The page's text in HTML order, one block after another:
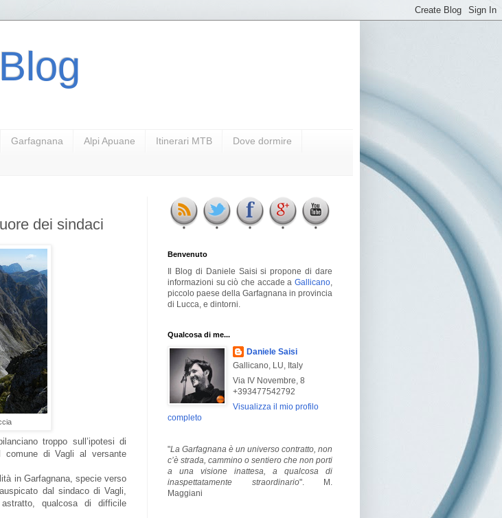
Garfagnana Alpi Apuane Itinerari MTB Dove dormire
dei sindaci
troppo sull’ipotesi di
comune di Vagli al versante
in Garfagnana, specie verso
dal sindaco di Vagli,
qualcosa di difficile
Benvenuto
Il Blog di Daniele Saisi si propone di dare
informazioni su ciò che accade a Gallicano
piccolo paese della Garfagnana in provincia
di Lucca, e dintorni.
Qualcosa di me...
Daniele Saisi
Gallicano, LU, Italy
Via IV Novembre, 8
+393477542792
Visualizza il mio profilo
completo
"La Garfagnana è un universo contratto, non
c’è strada, cammino o sentiero che non porti
a una visione inattesa, a qualcosa di
inaspettatamente straordinario". M.
Maggiani